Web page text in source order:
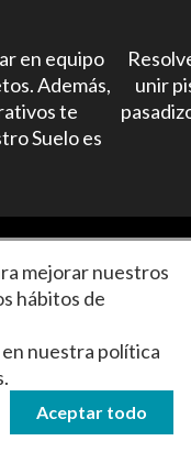
en equipo
Además,
te
Suelo es
unir
de cookies
Comunicación
mejorar nuestros
hábitos de
nuestra política
.
Aceptar todo